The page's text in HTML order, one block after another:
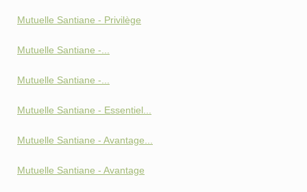
Mutuelle Santiane - Privilège
Mutuelle Santiane -...
Mutuelle Santiane -...
Mutuelle Santiane - Essentiel...
Mutuelle Santiane - Avantage...
Mutuelle Santiane - Avantage